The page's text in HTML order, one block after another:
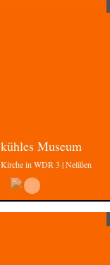
kühles Museum
Kirche in WDR 3 | Nelißen